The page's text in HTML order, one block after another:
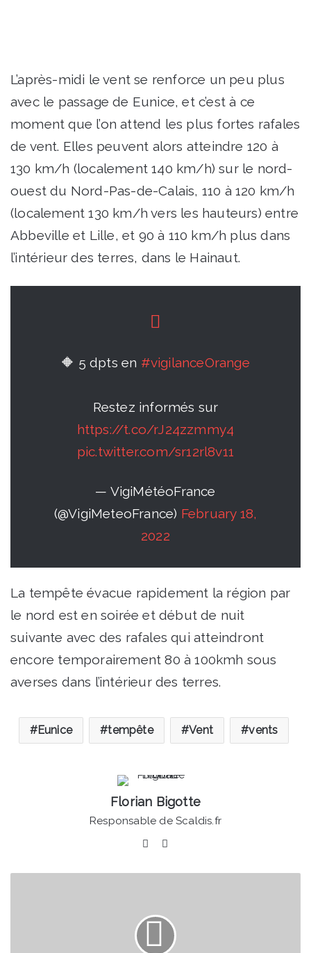
L’après-midi le vent se renforce un peu plus
avec le passage de Eunice, et c’est à ce
moment que l’on attend les plus fortes rafales
de vent. Elles peuvent alors atteindre 120 à
130 km/h (localement 140 km/h) sur le nord-
ouest du Nord-Pas-de-Calais, 110 à 120 km/h
(localement 130 km/h vers les hauteurs) entre
Abbeville et Lille, et 90 à 110 km/h plus dans
l’intérieur des terres, dans le Hainaut.
🔶 5 dpts en #vigilanceOrange
Restez informés sur
https://t.co/rJ24zzmmy4
pic.twitter.com/sr12rl8v11
— VigiMétéoFrance
(@VigiMeteoFrance) February 18,
2022
La tempête évacue rapidement la région par
le nord est en soirée et début de nuit
suivante avec des rafales qui atteindront
encore temporairement 80 à 100kmh sous
averses dans l’intérieur des terres.
Eunice tempête Vent vents
Florian Bigotte
Responsable de Scaldis.fr
Facebook